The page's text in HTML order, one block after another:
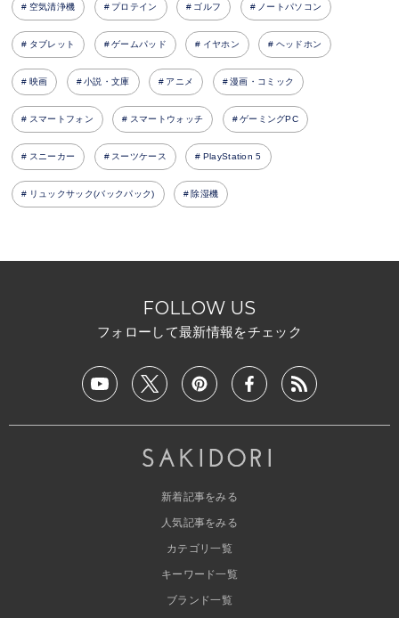
空気清浄機 プロテイン ゴルフ ノートパソコン
タブレット ゲームパッド イヤホン ヘッドホン
映画 小説・文庫 アニメ 漫画・コミック
スマートフォン スマートウォッチ ゲーミングPC
スニーカー スーツケース PlayStation 5
リュックサック(バックパック) 除湿機
FOLLOW US
フォローして最新情報をチェック
新着記事をみる
人気記事をみる
カテゴリ一覧
キーワード一覧
ブランド一覧